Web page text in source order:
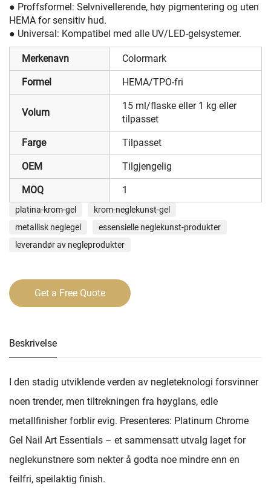
● Proffsformel: Selvnivellerende, høy pigmentering og uten
HEMA for sensitiv hud.
● Universal: Kompatibel med alle UV/LED-gelsystemer.
Merkenavn Colormark
Formel HEMA/TPO-fri
Volum
15 ml/flaske eller 1 kg eller
tilpasset
Farge Tilpasset
OEM Tilgjengelig
MOQ 1
platina-krom-gel
krom-neglekunst-gel
metallisk neglegel
essensielle neglekunst-produkter
leverandør av negleprodukter
Get a Free Quote
Beskrivelse
I den stadig utviklende verden av negleteknologi forsvinner
noen trender, men tiltrekningen fra høyglans, edle
metallfinisher forblir evig. Presenteres: Platinum Chrome
Gel Nail Art Essentials – et sammensatt utvalg laget for
neglekunstnere som nekter å godta noe mindre enn en
feilfri, speilaktig finish.